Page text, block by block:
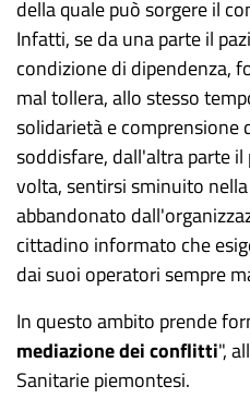
della quale può sorgere il
Infatti, se da una parte il
condizione di dipendenza,
mal tollera, allo stesso
solidarietà e comprensione
soddisfare, dall'altra parte
volta, sentirsi sminuito
abbandonato
cittadino informato che
dai suoi operatori sempre
In questo ambito prende
mediazione dei conflitti",
Sanitarie piemontesi.